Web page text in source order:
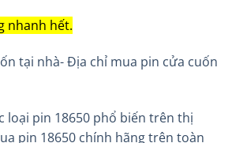
nhanh hết.
tại nhà- Địa chỉ mua pin cửa cuốn
loại pin 18650 phổ biến trên thị
pin 18650 chính hãng trên toàn